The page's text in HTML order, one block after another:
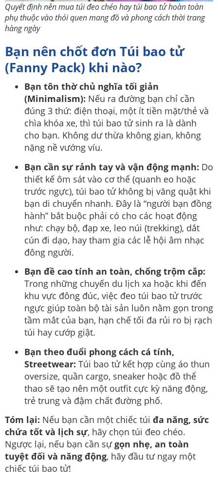
Quyết định nên mua túi đeo chéo hay túi bao tử hoàn toàn
phụ thuộc vào thói quen mang đồ và phong cách thời trang
hàng ngày
Bạn nên chốt đơn Túi bao tử
(Fanny Pack) khi nào?
Bạn tôn thờ chủ nghĩa tối giản
(Minimalism): Nếu ra đường bạn chỉ cần
đúng 3 thứ: điện thoại, một ít tiền mặt/thẻ và
chìa khóa xe, thì túi bao tử sinh ra là dành
cho bạn. Không dư thừa không gian, không
nặng nề vướng víu.
Bạn cần sự rảnh tay và vận động mạnh: Do
thiết kế ôm sát vào cơ thể (quanh eo hoặc
trước ngực), túi bao tử không bị văng quật khi
bạn di chuyển nhanh. Đây là “người bạn đồng
hành” bắt buộc phải có cho các hoạt động
như: chạy bộ, đạp xe, leo núi (trekking), dắt
cún đi dạo, hay tham gia các lễ hội âm nhạc
đông người.
Bạn đề cao tính an toàn, chống trộm cắp:
Trong những chuyến du lịch xa hoặc khi đến
khu vực đông đúc, việc đeo túi bao tử trước
ngực giúp toàn bộ tài sản luôn nằm gọn trong
tầm mắt của bạn, hạn chế tối đa rủi ro bị rạch
túi hay cướp giật.
Bạn theo đuổi phong cách cá tính,
Streetwear: Túi bao tử kết hợp cùng áo thun
oversize, quần cargo, sneaker hoặc đồ thể
thao sẽ tạo nên một outfit cực kỳ năng động,
trẻ trung và đậm chất đường phố.
Tóm lại: Nếu bạn cần một chiếc túi đa năng, sức
chứa tốt và lịch sự, hãy chọn túi đeo chéo.
Ngược lại, nếu bạn cần sựgọn nhẹ, an toàn
tuyệt đối và năng động, hãy đầu tư ngay một
chiếc túi bao tử!